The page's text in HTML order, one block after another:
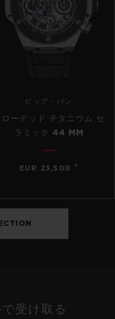
ビッグ・バン
ローデッド チタニウム セ
ラミック 44 MM
EUR 23,500 •
受け取る